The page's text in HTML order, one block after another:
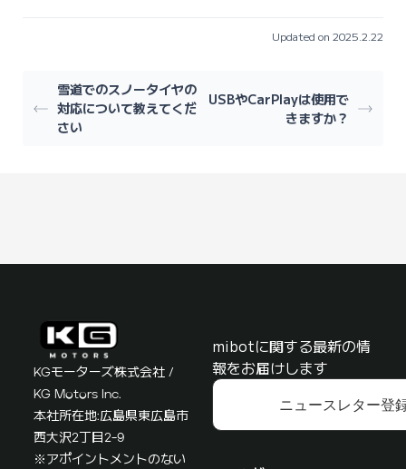
Updated on 2025.2.22
雪道でのスノータイヤの
対応について教えてくだ
さい
USBやCarPlayは使用で
きますか？
KGモーターズ株式会社 /
KG Motors Inc.
本社所在地:広島県東広島市
西大沢2丁目2-9
※アポイントメントのない
mibotに関する最新の情
報をお届けします
ニュースレター登